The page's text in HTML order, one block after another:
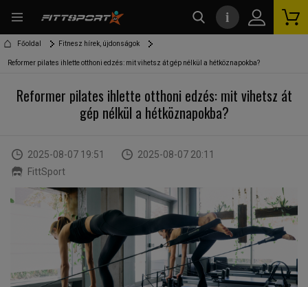
Főoldal Fitnesz hírek, újdonságok
Reformer pilates ihlette otthoni edzés: mit vihetsz át gép nélkül a hétköznapokba?
Reformer pilates ihlette otthoni edzés: mit vihetsz át
gép nélkül a hétköznapokba?
2025-08-07 19:51
2025-08-07 20:11
FittSport
i
kereső